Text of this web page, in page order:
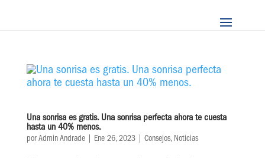
Una sonrisa es gratis. Una sonrisa perfecta ahora te cuesta
hasta un 40% menos.
por Admin Andrade| Ene 26, 2023| Consejos, Noticias